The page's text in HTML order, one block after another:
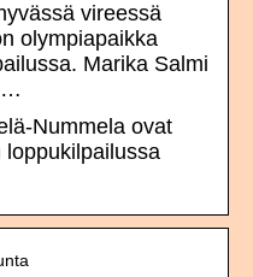
vireessä
olympiapaikka
Marika Salmi
…
Nummela ovat
loppukilpailussa